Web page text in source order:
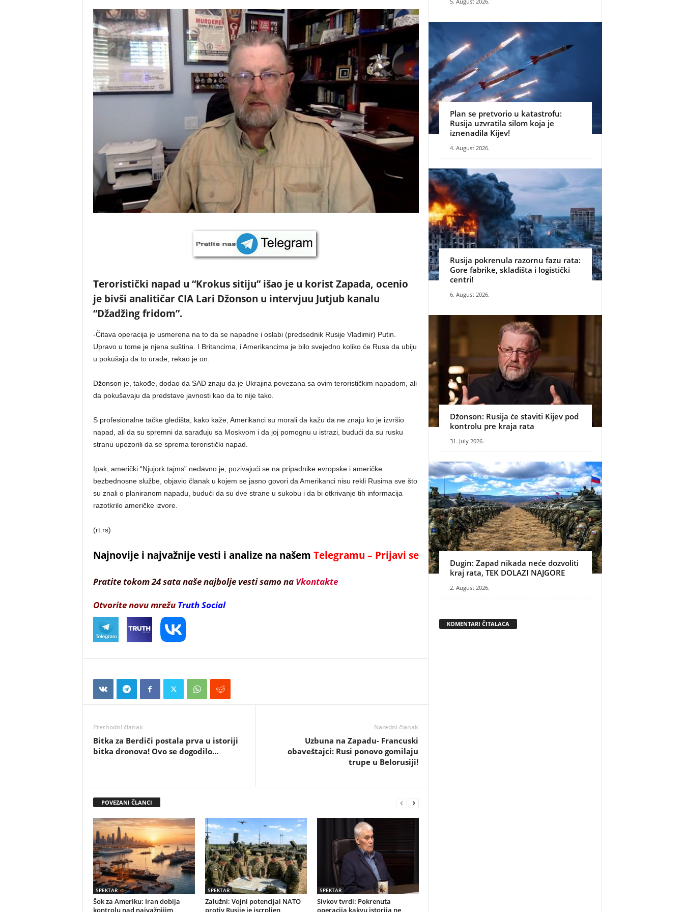
Teroristički napad u “Krokus sitiju” išao je u korist Zapada, ocenio
je bivši analitičar CIA Lari Džonson u intervjuu Jutjub kanalu
“Džadžing fridom”.
-Čitava operacija je usmerena na to da se napadne i oslabi (predsednik Rusije Vladimir) Putin.
Upravo u tome je njena suština. I Britancima, i Amerikancima je bilo svejedno koliko će Rusa da ubiju
u pokušaju da to urade, rekao je on.
Džonson je, takođe, dodao da SAD znaju da je Ukrajina povezana sa ovim terorističkim napadom, ali
da pokušavaju da predstave javnosti kao da to nije tako.
S profesionalne tačke gledišta, kako kaže, Amerikanci su morali da kažu da ne znaju ko je izvršio
napad, ali da su spremni da sarađuju sa Moskvom i da joj pomognu u istrazi, budući da su rusku
stranu upozorili da se sprema teroristički napad.
Ipak, američki “Njujork tajms” nedavno je, pozivajući se na pripadnike evropske i američke
bezbednosne službe, objavio članak u kojem se jasno govori da Amerikanci nisu rekli Rusima sve što
su znali o planiranom napadu, budući da su dve strane u sukobu i da bi otkrivanje tih informacija
razotkrilo američke izvore.
(rt.rs)
Najnovije i najvažnije vesti i analize na našem Telegramu – Prijavi se
Pratite tokom 24 sata naše najbolje vesti samo na Vkontakte
Otvorite novu mrežu Truth Social
Prethodni članak
Bitka za Berdiči postala prva u istoriji
bitka dronova! Ovo se dogodilo…
Naredni članak
Uzbuna na Zapadu- Francuski
obaveštajci: Rusi ponovo gomilaju
trupe u Belorusiji!
POVEZANI ČLANCI
SPEKTAR
Šok za Ameriku: Iran dobija
kontrolu nad najvažnijim
SPEKTAR
Zalužni: Vojni potencijal NATO
protiv Rusije je iscrpljen
SPEKTAR
Sivkov tvrdi: Pokrenuta
operacija kakvu istorija ne
Plan se pretvorio u katastrofu:
Rusija uzvratila silom koja je
iznenadila Kijev!
4. August 2026.
Rusija pokrenula razornu fazu rata:
Gore fabrike, skladišta i logistički
centri!
6. August 2026.
Džonson: Rusija će staviti Kijev pod
kontrolu pre kraja rata
31. July 2026.
Dugin: Zapad nikada neće dozvoliti
kraj rata, TEK DOLAZI NAJGORE
2. August 2026.
KOMENTARI ČITALACA